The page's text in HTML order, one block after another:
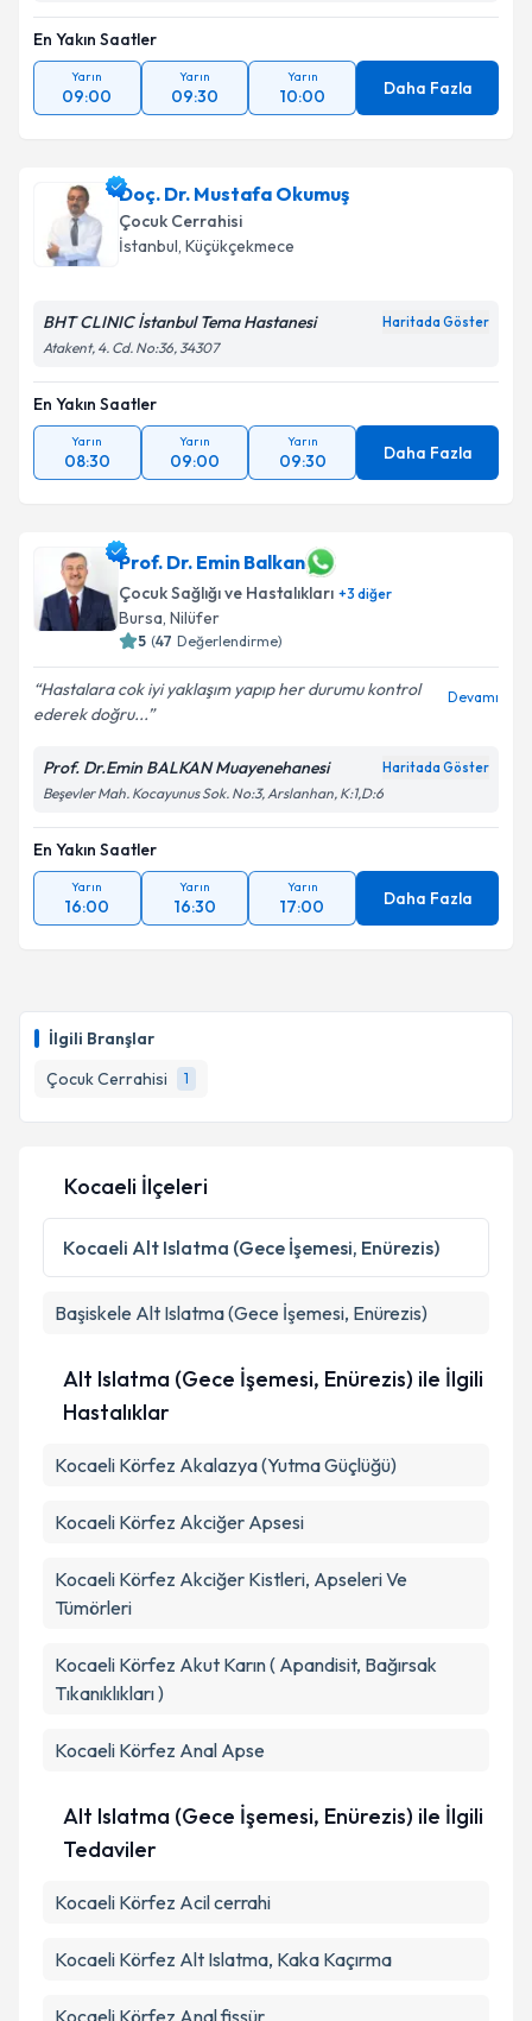
İlgili Branşlar
Çocuk Cerrahisi
1
En Yakın Saatler
Yarın
09:00
Yarın
09:30
Yarın
10:00 Daha Fazla
Doç. Dr. Mustafa Okumuş
Çocuk Cerrahisi
İstanbul, Küçükçekmece
BHT CLINIC İstanbul Tema Hastanesi Haritada Göster
Atakent, 4. Cd. No:36, 34307
En Yakın Saatler
Yarın
08:30
Yarın
09:00
Yarın
09:30 Daha Fazla
Prof. Dr. Emin Balkan
Çocuk Sağlığı ve Hastalıkları +3 diğer
Bursa, Nilüfer
5 (47 Değerlendirme)
Hastalara cok iyi yaklaşım yapıp her durumu kontrol
ederek doğru...
Devamı
Prof. Dr.Emin BALKAN Muayenehanesi Haritada Göster
Beşevler Mah. Kocayunus Sok. No:3, Arslanhan, K:1,D:6
En Yakın Saatler
Yarın
16:00
Yarın
16:30
Yarın
17:00 Daha Fazla
Kocaeli İlçeleri
Kocaeli Alt Islatma (Gece İşemesi, Enürezis)
Başiskele Alt Islatma (Gece İşemesi, Enürezis)
Alt Islatma (Gece İşemesi, Enürezis) ile İlgili
Hastalıklar
Kocaeli Körfez Akalazya (Yutma Güçlüğü)
Kocaeli Körfez Akciğer Apsesi
Kocaeli Körfez Akciğer Kistleri, Apseleri Ve
Tümörleri
Kocaeli Körfez Akut Karın ( Apandisit, Bağırsak
Tıkanıklıkları )
Kocaeli Körfez Anal Apse
Alt Islatma (Gece İşemesi, Enürezis) ile İlgili
Tedaviler
Kocaeli Körfez Acil cerrahi
Kocaeli Körfez Alt Islatma, Kaka Kaçırma
Kocaeli Körfez Anal fissür